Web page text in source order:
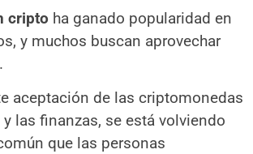
cripto ha ganado popularidad en
y muchos buscan aprovechar
aceptación de las criptomonedas
las finanzas, se está volviendo
que las personas